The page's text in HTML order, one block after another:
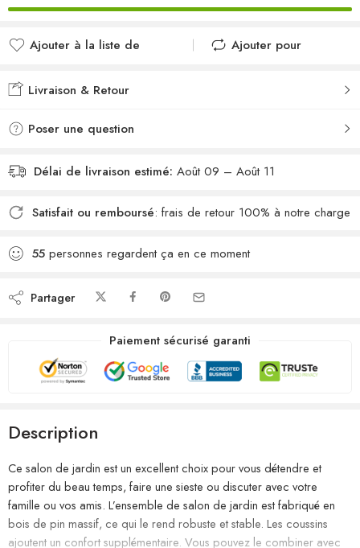
Ajouter à la liste de
Ajouté à la liste de
Ajouter pour
Livraison & Retour
Poser une question
Délai de livraison estimé: Août 09 – Août 11
Satisfait ou remboursé: frais de retour 100% à notre charge
55 personnes regardent ça en ce moment
Partager
Paiement sécurisé garanti
Description
Ce salon de jardin est un excellent choix pour vous détendre et
profiter du beau temps, faire une sieste ou discuter avec votre
famille ou vos amis. L’ensemble de salon de jardin est fabriqué en
bois de pin massif, ce qui le rend robuste et stable. Les coussins
ajoutent un confort supplémentaire. Vous pouvez le combiner avec